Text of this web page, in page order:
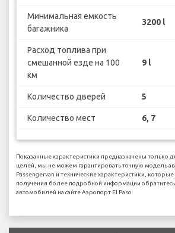
Минимальная емкость
багажника
3200 l
Расход топлива при
смешанной езде на 100
км
9 l
Количество дверей 5
Количество мест 6, 7
Показанные характеристики предназначены только
целей, мы не можем гарантировать точную модель
Passengervan и технические характеристики,
получения более подробной информации
автомобилей на сайте Аэропорт El Paso.